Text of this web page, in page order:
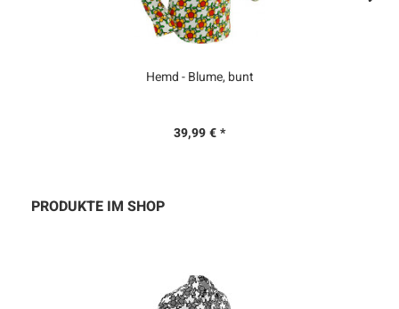
Hemd - Blume, bunt
39,99 € *
PRODUKTE IM SHOP